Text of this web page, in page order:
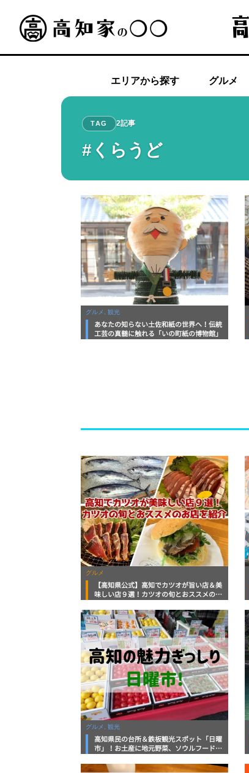
エリアから探す グルメ
TAG 2記事
#くらうど
グルメ, 観光
あなたの知らない土佐和紙の世界へ！伝統
工芸の真髄に触れる「いの町紙の博物館」
グルメ
【高知県公式】高知でカツオが旨い店＆美
味しい店９選！カツオの旬とおススメのお
グルメ, 観光
高知県民の台所＆鉄板観光スポット「日曜
市」！お土産に地元野菜、ソウルフードま
底解説！